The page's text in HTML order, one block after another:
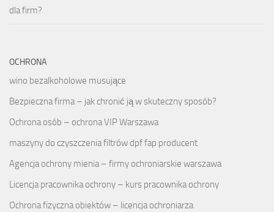
dla firm?
OCHRONA
wino bezalkoholowe musujące
Bezpieczna firma – jak chronić ją w skuteczny sposób?
Ochrona osób – ochrona VIP Warszawa
maszyny do czyszczenia filtrów dpf fap producent
Agencja ochrony mienia – firmy ochroniarskie warszawa
Licencja pracownika ochrony – kurs pracownika ochrony
Ochrona fizyczna obiektów – licencja ochroniarza